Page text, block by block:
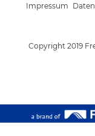
Copyright 2019
Impressum